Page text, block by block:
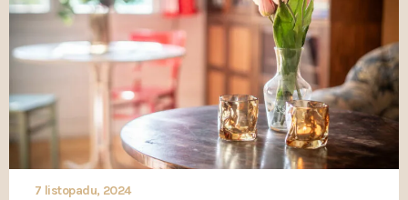
7 listopadu, 2024